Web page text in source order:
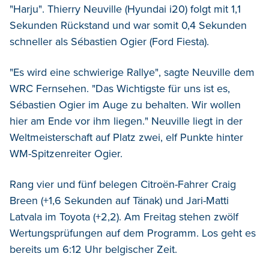
"Harju". Thierry Neuville (Hyundai i20) folgt mit 1,1
Sekunden Rückstand und war somit 0,4 Sekunden
schneller als Sébastien Ogier (Ford Fiesta).
"Es wird eine schwierige Rallye", sagte Neuville dem
WRC Fernsehen. "Das Wichtigste für uns ist es,
Sébastien Ogier im Auge zu behalten. Wir wollen
hier am Ende vor ihm liegen." Neuville liegt in der
Weltmeisterschaft auf Platz zwei, elf Punkte hinter
WM-Spitzenreiter Ogier.
Rang vier und fünf belegen Citroën-Fahrer Craig
Breen (+1,6 Sekunden auf Tänak) und Jari-Matti
Latvala im Toyota (+2,2). Am Freitag stehen zwölf
Wertungsprüfungen auf dem Programm. Los geht es
bereits um 6:12 Uhr belgischer Zeit.